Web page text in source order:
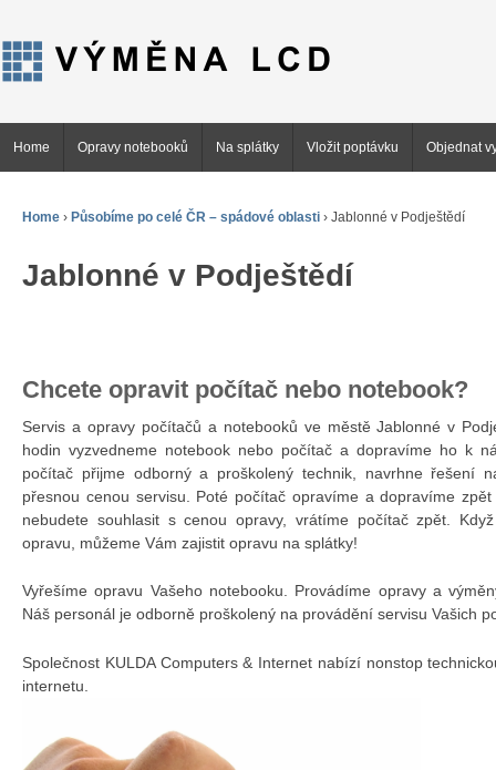
Home Opravy notebooků Na splátky Vložit poptávku Objednat
Home › Působíme po celé ČR – spádové oblasti › Jablonné v Podještědí
Jablonné v Podještědí
Chcete opravit počítač nebo notebook?
Servis a opravy počítačů a notebooků ve městě Jablonné v
hodin vyzvedneme notebook nebo počítač a dopravíme ho k
počítač přijme odborný a proškolený technik, navrhne řešení
přesnou cenou servisu. Poté počítač opravíme a dopravíme
nebudete souhlasit s cenou opravy, vrátíme počítač zpět.
opravu, můžeme Vám zajistit opravu na splátky!
Vyřešíme opravu Vašeho notebooku. Provádíme opravy a
Náš personál je odborně proškolený na provádění servisu Vašich
Společnost KULDA Computers & Internet nabízí nonstop
internetu.